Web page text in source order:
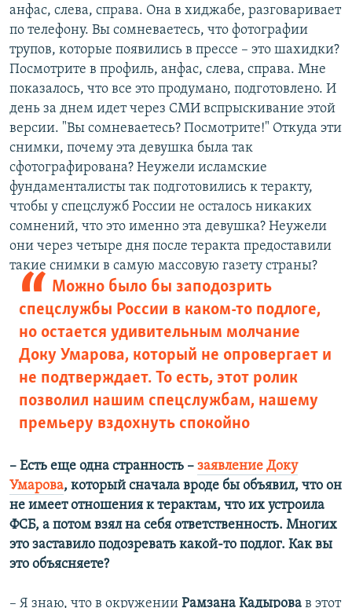
анфас, слева, справа. Она в хиджабе, разговаривает
по телефону. Вы сомневаетесь, что фотографии
трупов, которые появились в прессе – это шахидки?
Посмотрите в профиль, анфас, слева, справа. Мне
показалось, что все это продумано, подготовлено. И
день за днем идет через СМИ вспрыскивание этой
версии. "Вы сомневаетесь? Посмотрите!" Откуда эти
снимки, почему эта девушка была так
сфотографирована? Неужели исламские
фундаменталисты так подготовились к теракту,
чтобы у спецслужб России не осталось никаких
сомнений, что это именно эта девушка? Неужели
они через четыре дня после теракта предоставили
такие снимки в самую массовую газету страны?
Можно было бы заподозрить
спецслужбы России в каком-то подлоге,
но остается удивительным молчание
Доку Умарова, который не опровергает и
не подтверждает. То есть, этот ролик
позволил нашим спецслужбам, нашему
премьеру вздохнуть спокойно
– Есть еще одна странность – заявление Доку
Умарова, который сначала вроде бы объявил, что он
не имеет отношения к терактам, что их устроила
ФСБ, а потом взял на себя ответственность. Многих
это заставило подозревать какой-то подлог. Как вы
это объясняете?
– Я знаю, что в окружении Рамзана Кадырова в этот